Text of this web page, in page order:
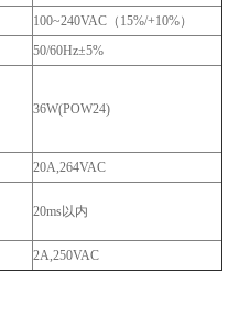
100~240VAC（15%/+10%）
50/60Hz±5%
36W(POW24)
20A,264VAC
20ms以内
2A,250VAC